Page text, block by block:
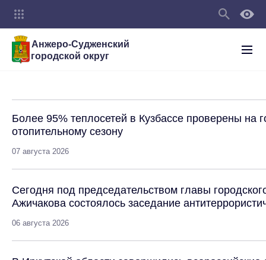
Анжеро-Судженский
городской округ
Более 95% теплосетей в Кузбассе проверены на
отопительному сезону
07 августа 2026
Сегодня под председательством главы
Ажичакова состоялось заседание
06 августа 2026